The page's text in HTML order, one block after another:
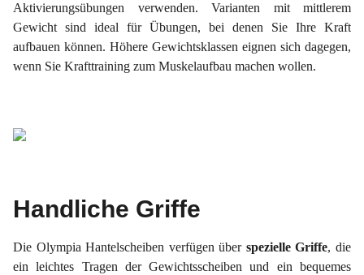
Aktivierungsübungen verwenden. Varianten mit mittlerem
Gewicht sind ideal für Übungen, bei denen Sie Ihre Kraft
aufbauen können. Höhere Gewichtsklassen eignen sich dagegen,
wenn Sie Krafttraining zum Muskelaufbau machen wollen.
Handliche Griffe
Die Olympia Hantelscheiben verfügen über spezielle Griffe, die
ein leichtes Tragen der Gewichtsscheiben und ein bequemes